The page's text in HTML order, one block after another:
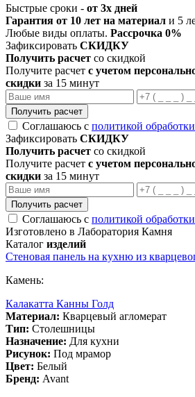
Быстрые сроки - от 3х дней
Гарантия от 10 лет на материал и 5
Любые виды оплаты. Рассрочка 0%
Зафиксировать СКИДКУ
Получить расчет со скидкой
Получите расчет с учетом
скидки за 15 минут
Получить расчет
Соглашаюсь с политикой
Зафиксировать СКИДКУ
Получить расчет со скидкой
Получите расчет с учетом
скидки за 15 минут
Получить расчет
Соглашаюсь с политикой
Изготовлено в Лаборатория Камня
Каталог изделий
Стеновая панель на кухню из
Камень:
Калакатта Канны Голд
Материал: Кварцевый агломерат
Тип: Столешницы
Назначение: Для кухни
Рисунок: Под мрамор
Цвет: Белый
Бренд: Avant